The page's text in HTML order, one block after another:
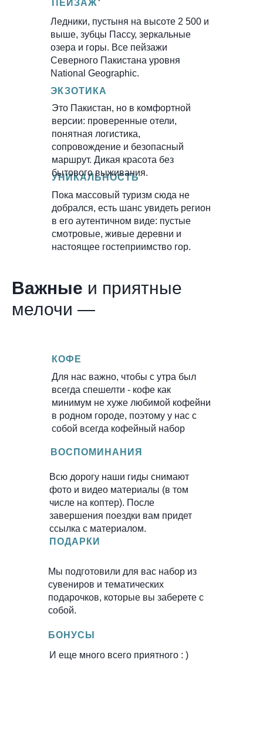
Пока массовый туризм сюда не
добрался, есть шанс увидеть регион
в его аутентичном виде: пустые
смотровые, живые деревни и
настоящее гостеприимство гор.
УНИКАЛЬНОСТЬ
Это Пакистан, но в комфортной
версии: проверенные отели,
понятная логистика,
сопровождение и безопасный
маршрут. Дикая красота без
бытового выживания.
ЭКЗОТИКА
Ледники, пустыня на высоте 2 500 и
выше, зубцы Пассу, зеркальные
озера и горы. Все пейзажи
Северного Пакистана уровня
National Geographic.
ПЕЙЗАЖ
Важные и приятные
мелочи —
И еще много всего приятного : )
БОНУСЫ
Мы подготовили для вас набор из
сувениров и тематических
подарочков, которые вы заберете с
собой.
ПОДАРКИ
Всю дорогу наши гиды снимают
фото и видео материалы (в том
числе на коптер). После
завершения поездки вам придет
ссылка с материалом.
ВОСПОМИНАНИЯ
Для нас важно, чтобы с утра был
всегда спешелти - кофе как
минимум не хуже любимой кофейни
в родном городе, поэтому у нас с
собой всегда кофейный набор
КОФЕ